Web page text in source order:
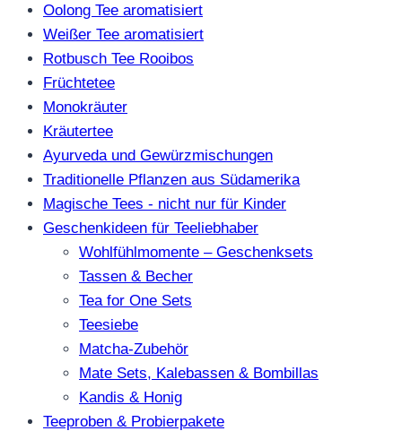
Oolong Tee aromatisiert
Weißer Tee aromatisiert
Rotbusch Tee Rooibos
Früchtetee
Monokräuter
Kräutertee
Ayurveda und Gewürzmischungen
Traditionelle Pflanzen aus Südamerika
Magische Tees - nicht nur für Kinder
Geschenkideen für Teeliebhaber
Wohlfühlmomente – Geschenksets
Tassen & Becher
Tea for One Sets
Teesiebe
Matcha-Zubehör
Mate Sets, Kalebassen & Bombillas
Kandis & Honig
Teeproben & Probierpakete